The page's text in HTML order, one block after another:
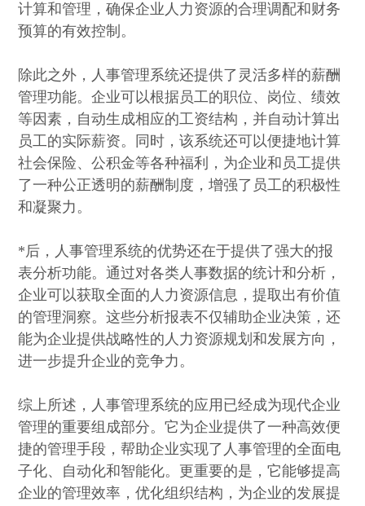
计算和管理，确保企业人力资源的合理调配和财务
预算的有效控制。
除此之外，人事管理系统还提供了灵活多样的薪酬
管理功能。企业可以根据员工的职位、岗位、绩效
等因素，自动生成相应的工资结构，并自动计算出
员工的实际薪资。同时，该系统还可以便捷地计算
社会保险、公积金等各种福利，为企业和员工提供
了一种公正透明的薪酬制度，增强了员工的积极性
和凝聚力。
*后，人事管理系统的优势还在于提供了强大的报
表分析功能。通过对各类人事数据的统计和分析，
企业可以获取全面的人力资源信息，提取出有价值
的管理洞察。这些分析报表不仅辅助企业决策，还
能为企业提供战略性的人力资源规划和发展方向，
进一步提升企业的竞争力。
综上所述，人事管理系统的应用已经成为现代企业
管理的重要组成部分。它为企业提供了一种高效便
捷的管理手段，帮助企业实现了人事管理的全面电
子化、自动化和智能化。更重要的是，它能够提高
企业的管理效率，优化组织结构，为企业的发展提